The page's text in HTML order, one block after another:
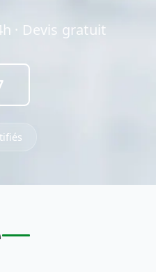
· Devis gratuit